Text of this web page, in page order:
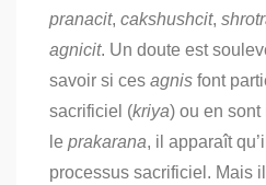
pranacit, cakshushcit,
agnicit. Un doute est
savoir si ces agnis font
sacrificiel (kriya) ou en sont
le prakarana, il apparaît
processus sacrificiel. Mais